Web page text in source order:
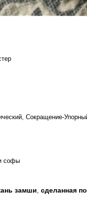
Сокращение-
софы
замши, сделанная